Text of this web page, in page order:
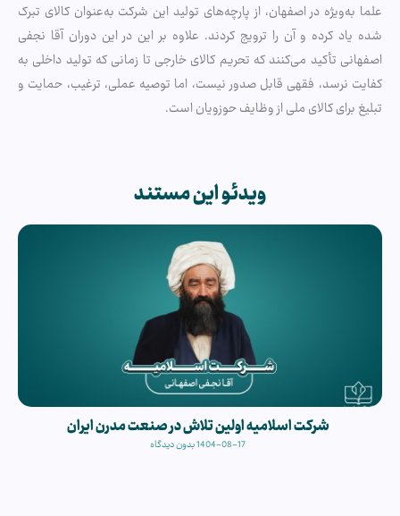
علما به‌ویژه در اصفهان، از پارچه‌های تولید این شرکت به‌عنوان کالای تبرک
شده یاد کرده و آن را ترویج کردند. علاوه بر این در این دوران آقا نجفی
اصفهانی تأکید می‌کنند که تحریم کالای خارجی تا زمانی که تولید داخلی به
کفایت نرسد، فقهی قابل صدور نیست، اما توصیه عملی، ترغیب، حمایت و
تبلیغ برای کالای ملی از وظایف حوزویان است.
ویدئو این مستند
شرکت اسلامیه اولین تلاش در صنعت مدرن ایران
1404-08-17بدون دیدگاه